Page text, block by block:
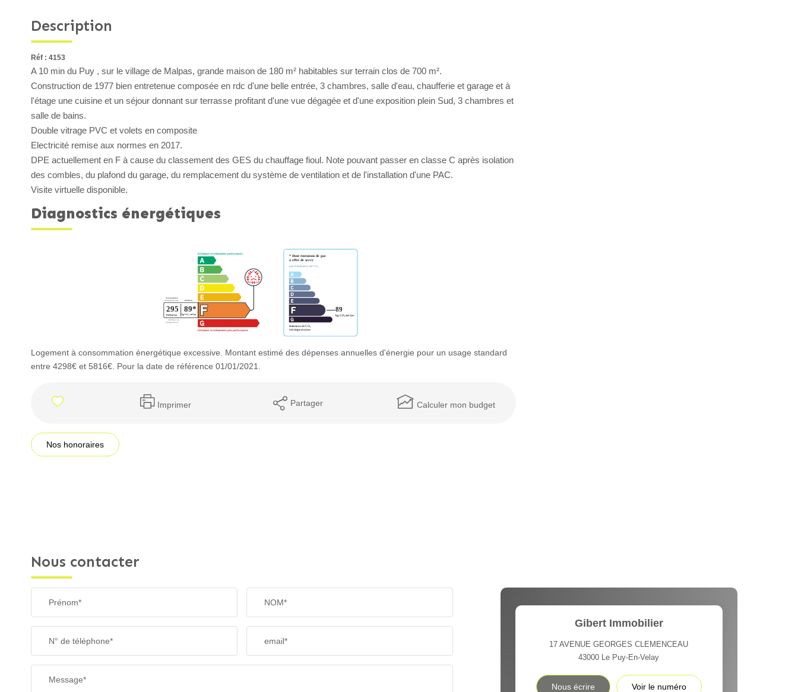
Description
Réf : 4153
A 10 min du Puy , sur le village de Malpas, grande maison de 180 m² habitables sur terrain clos de 700 m².
Construction de 1977 bien entretenue composée en rdc d'une belle entrée, 3 chambres, salle d'eau, chaufferie et garage et à
l'étage une cuisine et un séjour donnant sur terrasse profitant d'une vue dégagée et d'une exposition plein Sud, 3 chambres et
salle de bains.
Double vitrage PVC et volets en composite
Electricité remise aux normes en 2017.
DPE actuellement en F à cause du classement des GES du chauffage fioul. Note pouvant passer en classe C après isolation
des combles, du plafond du garage, du remplacement du système de ventilation et de l'installation d'une PAC.
Visite virtuelle disponible.
Diagnostics énergétiques
Logement à consommation énergétique excessive. Montant estimé des dépenses annuelles d'énergie pour un usage standard
entre 4298€ et 5816€. Pour la date de référence 01/01/2021.
Imprimer Partager Calculer mon budget
Nos honoraires
Nous contacter
Prénom* NOM*
N° de téléphone* email*
Message*
Gibert Immobilier
17 AVENUE GEORGES CLEMENCEAU
43000 Le Puy-En-Velay
Nous écrire Voir le numéro